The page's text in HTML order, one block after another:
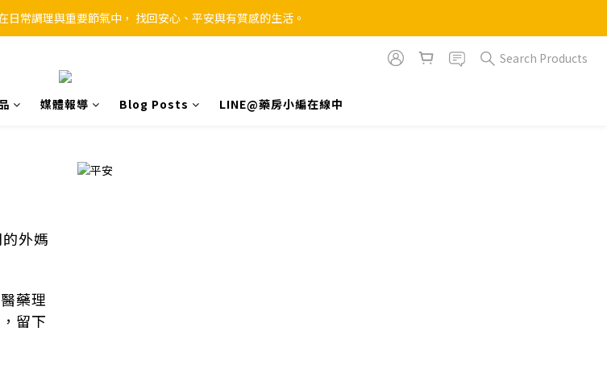
日常調理與重要節氣中， 找回安心、平安與有質感的生活。
Search Products
媒體報導 Blog Posts LINE@藥房小編在線中
外媽
藥理
留下